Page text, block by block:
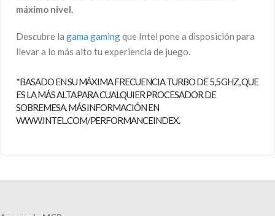
máximo nivel.
Descubre la gama gamingque Intel pone a disposición para
llevar a lo más alto tu experiencia de juego.
*BASADO EN SU MÁXIMA FRECUENCIA TURBO DE 5,5 GHZ, QUE
ES LA MÁS ALTA PARA CUALQUIER PROCESADOR DE
SOBREMESA. MÁS INFORMACIÓN EN
WWW.INTEL.COM/PERFORMANCEINDEX.